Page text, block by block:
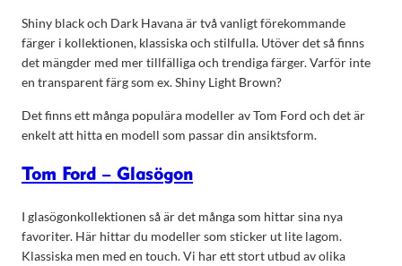
Shiny black och Dark Havana är två vanligt förekommande
färger i kollektionen, klassiska och stilfulla. Utöver det så finns
det mängder med mer tillfälliga och trendiga färger. Varför inte
en transparent färg som ex. Shiny Light Brown?
Det finns ett många populära modeller av Tom Ford och det är
enkelt att hitta en modell som passar din ansiktsform.
Tom Ford – Glasögon
I glasögonkollektionen så är det många som hittar sina nya
favoriter. Här hittar du modeller som sticker ut lite lagom.
Klassiska men med en touch. Vi har ett stort utbud av olika